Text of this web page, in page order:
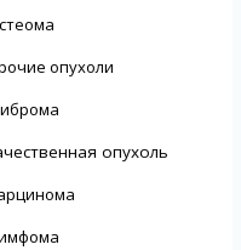
опухоли
опухоль